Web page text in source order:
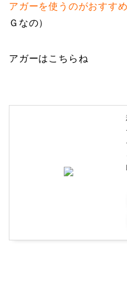
アガーを使うのがおすすめ
Ｇなの）
アガーはこちらね